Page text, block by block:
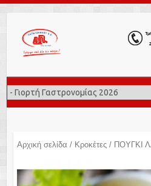
Αρχική σελίδα / Κροκέτες/ ΠΟΥΓΚΙ